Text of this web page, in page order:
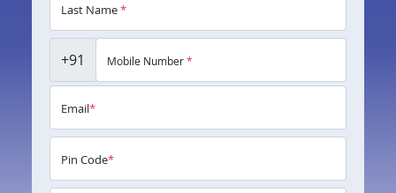
Last Name*
+91 Mobile Number*
Email*
Pin Code*